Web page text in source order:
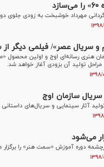
و سریال عصر»/ فیلمی دیگر
هنری رسانه‌ای اوج و اولین
تولید آن بزودی آغاز خواهد شد.
سریال سازمان اوج
آثار سینمایی و سریال‌های
می‌شود
دوره آموزش «سمت هنر» را برگزار